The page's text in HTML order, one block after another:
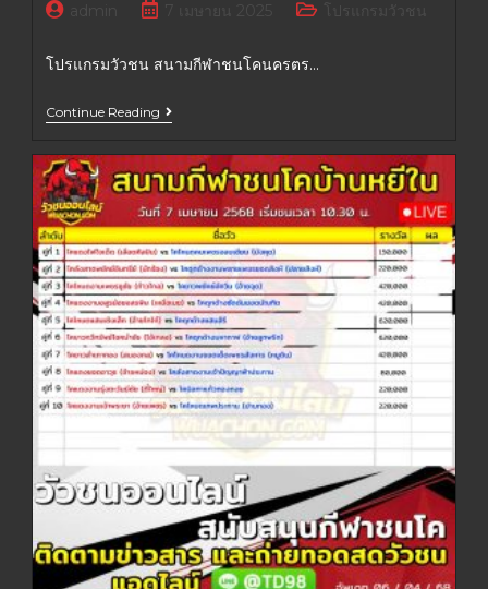
admin
โปรแกรมวัวชน สนามกีฬาชนโคนครตร…
Continue Reading